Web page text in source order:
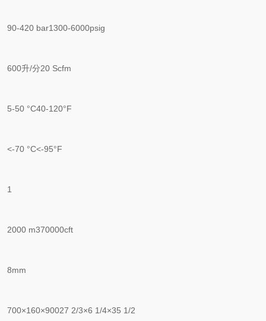
90-420 bar1300-6000psig
600升/分20 Scfm
5-50 °C40-120°F
<-70 °C<-95°F
1
2000 m370000cft
8mm
700×160×90027 2/3×6 1/4×35 1/2